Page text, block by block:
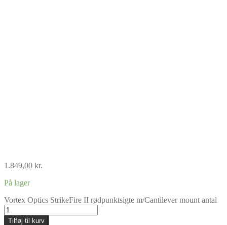
1.849,00 kr.
På lager
Vortex Optics StrikeFire II rødpunktsigte m/Cantilever mount antal
Tilføj til kurv